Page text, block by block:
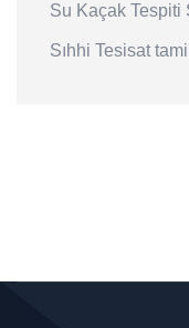
Su Kaçak Tespiti
Sıhhi Tesisat